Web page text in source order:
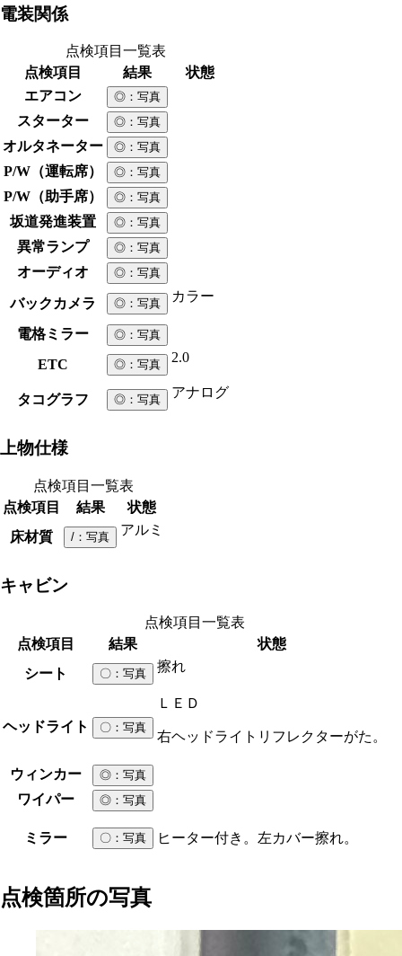
電装関係
点検項目一覧表
点検項目
結果
状態
エアコン
◎ ：写真
スターター ◎ ：写真
オルタネーター ◎ ：写真
P/W（運転席） ◎ ：写真
P/W（助手席） ◎ ：写真
坂道発進装置 ◎ ：写真
異常ランプ ◎ ：写真
オーディオ ◎ ：写真
バックカメラ ◎ ：写真 カラー
電格ミラー ◎ ：写真
ETC ◎ ：写真 2.0
タコグラフ ◎ ：写真 アナログ
上物仕様
点検項目一覧表
点検項目
結果
状態
床材質
/ ：写真 アルミ
キャビン
点検項目一覧表
点検項目
結果
状態
シート
〇 ：写真 擦れ
ヘッドライト 〇 ：写真
ＬＥＤ
右ヘッドライトリフレクターがた。
ウィンカー ◎ ：写真
ワイパー ◎ ：写真
ミラー 〇 ：写真 ヒーター付き。左カバー擦れ。
点検箇所の写真